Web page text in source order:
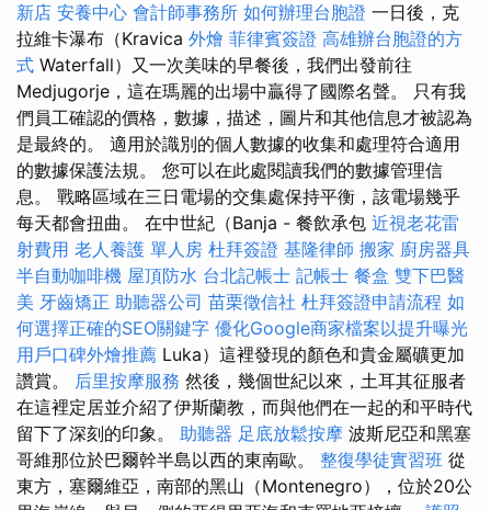
新店 安養中心 會計師事務所 如何辦理台胞證 一日後，克
拉維卡瀑布（Kravica 外燴 菲律賓簽證 高雄辦台胞證的方
式 Waterfall）又一次美味的早餐後，我們出發前往
Medjugorje，這在瑪麗的出場中贏得了國際名聲。 只有我
們員工確認的價格，數據，描述，圖片和其他信息才被認為
是最終的。 適用於識別的個人數據的收集和處理符合適用
的數據保護法規。 您可以在此處閱讀我們的數據管理信
息。 戰略區域在三日電場的交集處保持平衡，該電場幾乎
每天都會扭曲。 在中世紀（Banja - 餐飲承包 近視老花雷
射費用 老人養護 單人房 杜拜簽證 基隆律師 搬家 廚房器具
半自動咖啡機 屋頂防水 台北記帳士 記帳士 餐盒 雙下巴醫
美 牙齒矯正 助聽器公司 苗栗徵信社 杜拜簽證申請流程 如
何選擇正確的SEO關鍵字 優化Google商家檔案以提升曝光
用戶口碑外燴推薦 Luka）這裡發現的顏色和貴金屬礦更加
讚賞。 后里按摩服務 然後，幾個世紀以來，土耳其征服者
在這裡定居並介紹了伊斯蘭教，而與他們在一起的和平時代
留下了深刻的印象。 助聽器 足底放鬆按摩 波斯尼亞和黑塞
哥維那位於巴爾幹半島以西的東南歐。 整復學徒實習班 從
東方，塞爾維亞，南部的黑山（Montenegro），位於20公